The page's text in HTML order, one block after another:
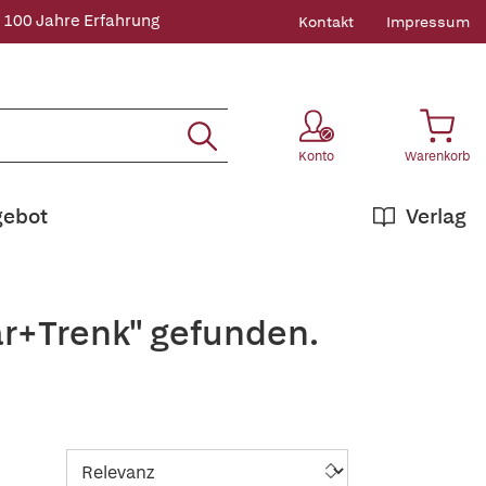
100 Jahre Erfahrung Kontakt Impressum
Konto Warenkorb
Verlag
gefunden.